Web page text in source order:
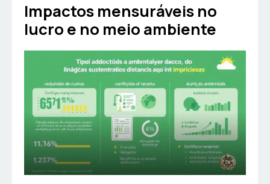
Impactos mensuráveis no
lucro e no meio ambiente